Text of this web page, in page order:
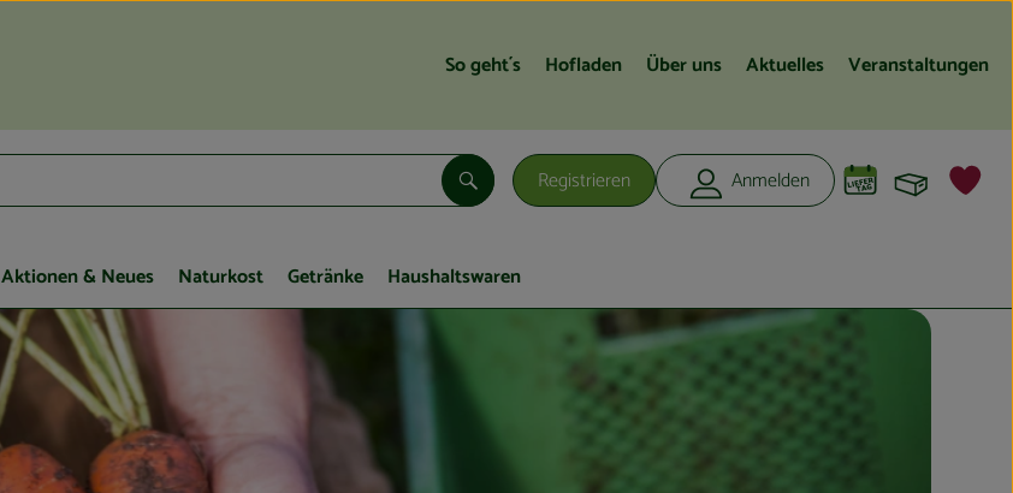
So geht´s Hofladen Über uns Aktuelles Veranstaltungen
Registrieren Anmelden
Suchen
Aktionen & Neues Naturkost Getränke Haushaltswaren